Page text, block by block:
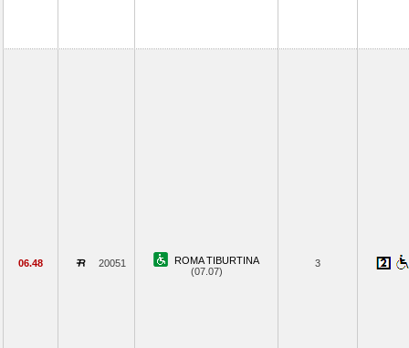
06.48 20051
ROMA TIBURTINA
(07.07)
3